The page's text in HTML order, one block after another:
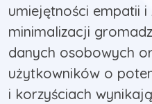
umiejętności empatii i
minimalizacji
danych osobowych
użytkowników o
i korzyściach